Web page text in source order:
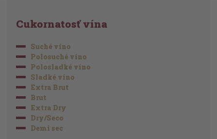
Cukornatosť vína
Suché víno
Polosuché víno
Polosladké víno
Sladké víno
Extra Brut
Brut
Extra Dry
Dry/Seco
Demi sec